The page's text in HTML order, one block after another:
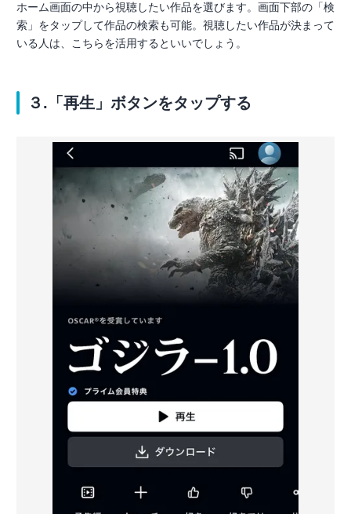
ホーム画面の中から視聴したい作品を選びます。画面下部の「検
索」をタップして作品の検索も可能。視聴したい作品が決まって
いる人は、こちらを活用するといいでしょう。
３.「再生」ボタンをタップする